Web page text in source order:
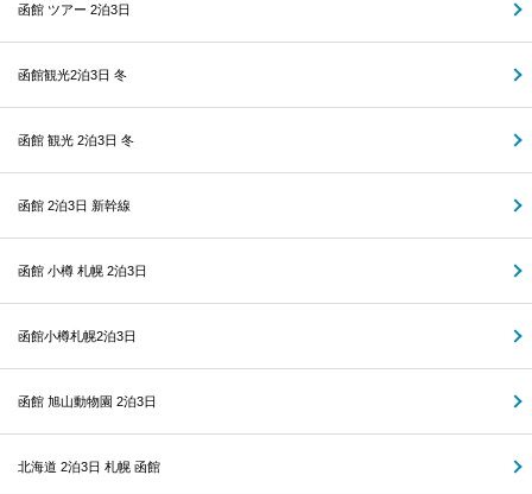
函館 ツアー 2泊3日
函館観光2泊3日 冬
函館 観光 2泊3日 冬
函館 2泊3日 新幹線
函館 小樽 札幌 2泊3日
函館小樽札幌2泊3日
函館 旭山動物園 2泊3日
北海道 2泊3日 札幌 函館